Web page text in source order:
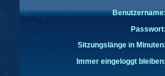
Sitzungslänge in
Immer eingeloggt